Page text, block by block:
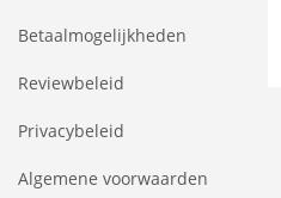
Betaalmogelijkheden
Reviewbeleid
Privacybeleid
Algemene voorwaarden